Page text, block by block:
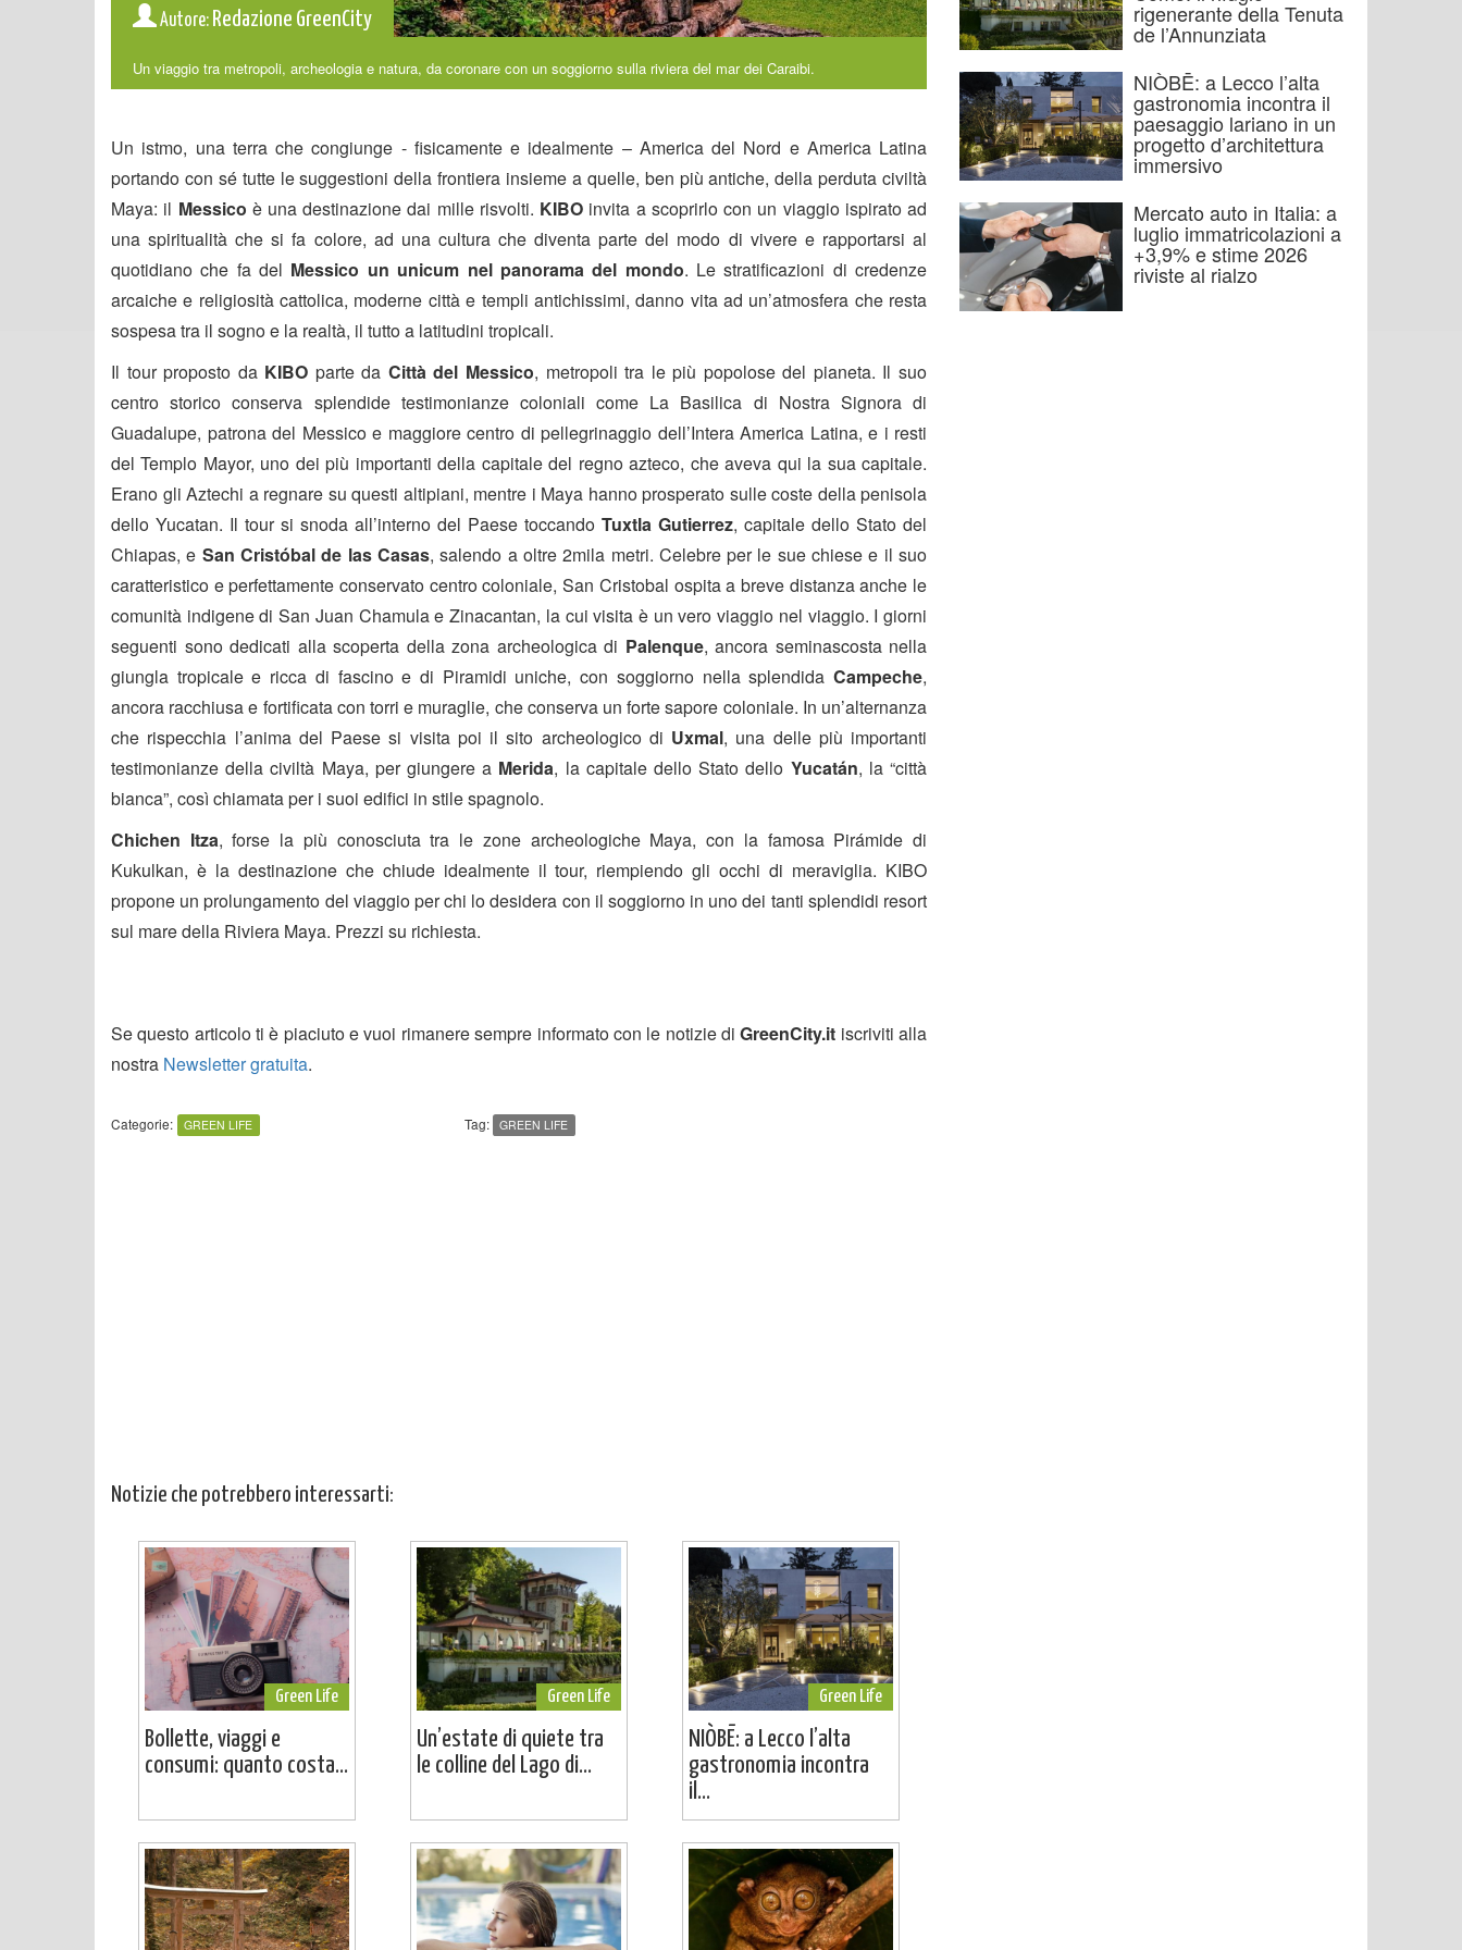
Autore: Redazione GreenCity
Un viaggio tra metropoli, archeologia e natura, da coronare con un soggiorno sulla riviera del mar dei Caraibi.
Un istmo, una terra che congiunge - fisicamente e idealmente – America del Nord e America Latina
portando con sé tutte le suggestioni della frontiera insieme a quelle, ben più antiche, della perduta civiltà
Maya: il Messico è una destinazione dai mille risvolti. KIBO invita a scoprirlo con un viaggio ispirato ad
una spiritualità che si fa colore, ad una cultura che diventa parte del modo di vivere e rapportarsi al
quotidiano che fa del Messico un unicum nel panorama del mondo. Le stratificazioni di credenze
arcaiche e religiosità cattolica, moderne città e templi antichissimi, danno vita ad un’atmosfera che resta
sospesa tra il sogno e la realtà, il tutto a latitudini tropicali.
Il tour proposto da KIBO parte da Città del Messico, metropoli tra le più popolose del pianeta. Il suo
centro storico conserva splendide testimonianze coloniali come La Basilica di Nostra Signora di
Guadalupe, patrona del Messico e maggiore centro di pellegrinaggio dell’Intera America Latina, e i resti
del Templo Mayor, uno dei più importanti della capitale del regno azteco, che aveva qui la sua capitale.
Erano gli Aztechi a regnare su questi altipiani, mentre i Maya hanno prosperato sulle coste della penisola
dello Yucatan. Il tour si snoda all’interno del Paese toccando Tuxtla Gutierrez, capitale dello Stato del
Chiapas, e San Cristóbal de las Casas, salendo a oltre 2mila metri. Celebre per le sue chiese e il suo
caratteristico e perfettamente conservato centro coloniale, San Cristobal ospita a breve distanza anche le
comunità indigene di San Juan Chamula e Zinacantan, la cui visita è un vero viaggio nel viaggio. I giorni
seguenti sono dedicati alla scoperta della zona archeologica di Palenque, ancora seminascosta nella
giungla tropicale e ricca di fascino e di Piramidi uniche, con soggiorno nella splendida Campeche,
ancora racchiusa e fortificata con torri e muraglie, che conserva un forte sapore coloniale. In un’alternanza
che rispecchia l’anima del Paese si visita poi il sito archeologico di Uxmal, una delle più importanti
testimonianze della civiltà Maya, per giungere a Merida, la capitale dello Stato dello Yucatán, la “città
bianca”, così chiamata per i suoi edifici in stile spagnolo.
Chichen Itza, forse la più conosciuta tra le zone archeologiche Maya, con la famosa Pirámide di
Kukulkan, è la destinazione che chiude idealmente il tour, riempiendo gli occhi di meraviglia. KIBO
propone un prolungamento del viaggio per chi lo desidera con il soggiorno in uno dei tanti splendidi resort
sul mare della Riviera Maya. Prezzi su richiesta.
Se questo articolo ti è piaciuto e vuoi rimanere sempre informato con le notizie diGreenCity.it iscriviti alla
nostra Newsletter gratuita.
Categorie: GREEN LIFE Tag: GREEN LIFE
Notizie che potrebbero interessarti:
Green Life
Bollette, viaggi e
consumi: quanto costa...
Green Life
Un’estate di quiete tra
le colline del Lago di...
Green Life
NIÒBĒ: a Lecco l’alta
gastronomia incontra
il...
rigenerante della Tenuta
de l’Annunziata
NIÒBĒ: a Lecco l’alta
gastronomia incontra il
paesaggio lariano in un
progetto d’architettura
immersivo
Mercato auto in Italia: a
luglio immatricolazioni a
+3,9% e stime 2026
riviste al rialzo